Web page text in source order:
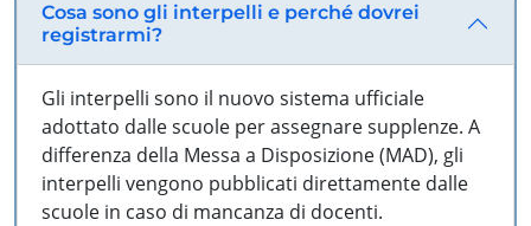
Cosa sono gli interpelli e perché dovrei
registrarmi?
Gli interpelli sono il nuovo sistema ufficiale
adottato dalle scuole per assegnare supplenze. A
differenza della Messa a Disposizione (MAD), gli
interpelli vengono pubblicati direttamente dalle
scuole in caso di mancanza di docenti.